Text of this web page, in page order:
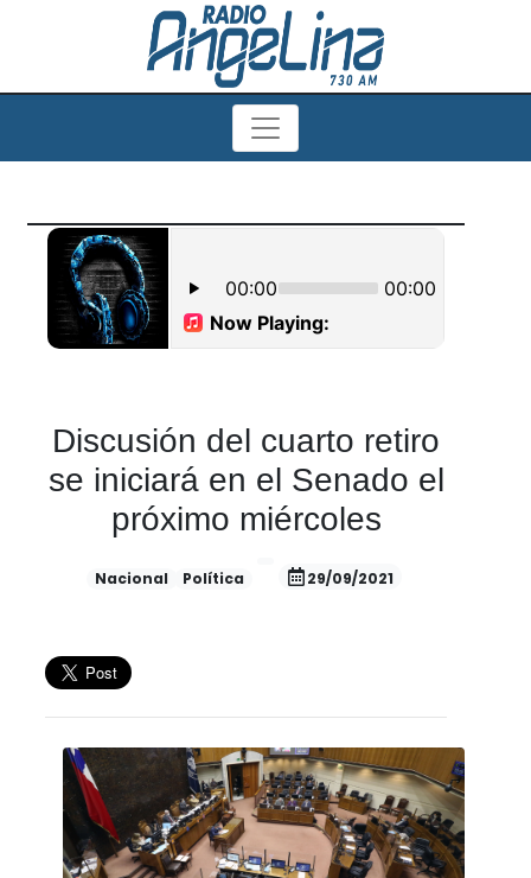
Discusión del cuarto retiro
se iniciará en el Senado el
próximo miércoles
Nacional Política 29/09/2021